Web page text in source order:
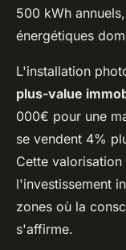
500 kWh
énergétiques
L'installation
plus-value
000€ pour une
se vendent 4%
Cette
l'investissement
zones où la
s'affirme.